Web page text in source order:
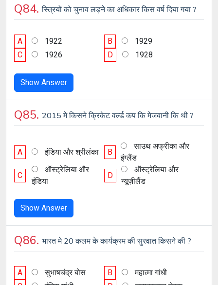
Q84.स्त्रियों को चुनाव लड़ने का अधिकार किस वर्ष दिया गया ?
A 1922 B
1929
C
1926 D 1928
Show Answer
Q85. 2015 मे किसने क्रिकेट वर्ल्ड कप कि मेजबानी कि थी ?
A इंडिया और श्रीलंका B
साउथ अफ्रीका और
इंग्लैंड
C
ऑस्ट्रेलिया और
इंडिया
D
ऑस्ट्रेलिया और
न्यूज़ीलैंड
Show Answer
Q86. भारत मे 20 कलम के कार्यक्रम की सुरवात किसने की ?
A सुभाषचंद्र बोस B
महात्मा गांधी